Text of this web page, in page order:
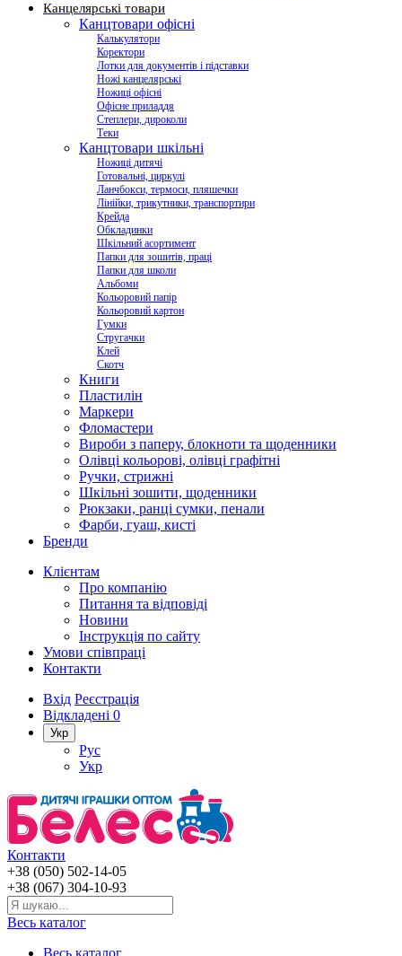
Канцелярські товари
Канцтовари офісні
Калькулятори
Коректори
Лотки для документів і підставки
Ножі канцелярські
Ножиці офісні
Офісне приладдя
Степлери, дироколи
Теки
Канцтовари шкільні
Ножиці дитячі
Готовальні, циркулі
Ланчбокси, термоси, пляшечки
Лінійки, трикутники, транспортири
Крейда
Обкладинки
Шкільний асортимент
Папки для зошитів, праці
Папки для школи
Альбоми
Кольоровий папір
Кольоровий картон
Гумки
Стругачки
Клей
Скотч
Книги
Пластилін
Маркери
Фломастери
Вироби з паперу, блокноти та щоденники
Олівці кольорові, олівці графітні
Ручки, стрижні
Шкільні зошити, щоденники
Рюкзаки, ранці сумки, пенали
Фарби, гуаш, кисті
Бренди
Клієнтам
Про компанію
Питання та відповіді
Новини
Інструкція по сайту
Умови співпраці
Контакти
Вхід Реєстрація
Відкладені 0
Укр
Рус
Укр
Контакти
+38 (050) 502-14-05
+38 (067) 304-10-93
Весь каталог
Весь каталог